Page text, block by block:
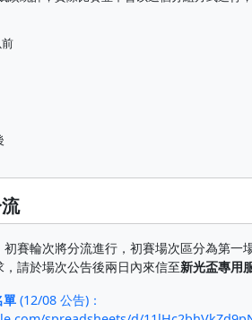
賽輪次將分流進行，初賽場次區分為第
請於場次公告後兩日內來信至新光盃專用
單 (12/08 公告)：